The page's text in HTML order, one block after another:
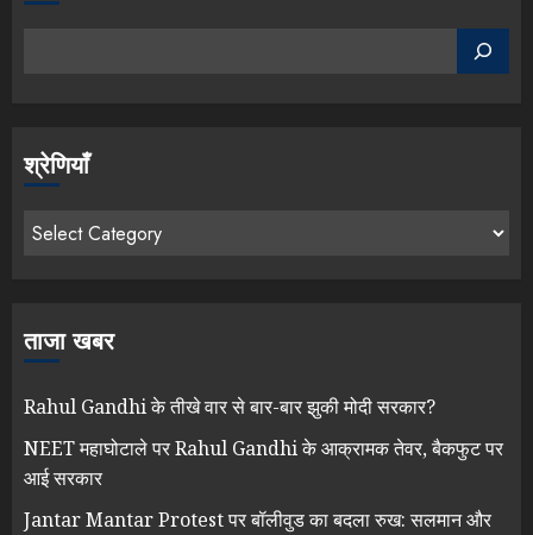
श्रेणियाँ
ताजा खबर
Rahul Gandhi के तीखे वार से बार-बार झुकी मोदी सरकार?
NEET महाघोटाले पर Rahul Gandhi के आक्रामक तेवर, बैकफुट पर
आई सरकार
Jantar Mantar Protest पर बॉलीवुड का बदला रुख: सलमान और